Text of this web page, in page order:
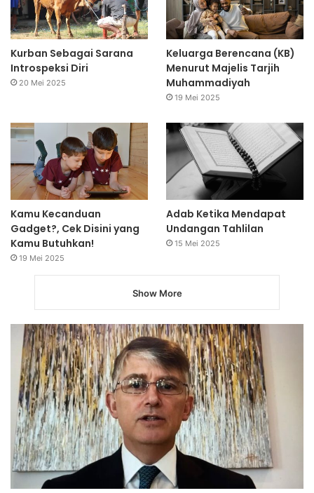
Kurban Sebagai Sarana
Introspeksi Diri
20 Mei 2025
Keluarga Berencana (KB)
Menurut Majelis Tarjih
Muhammadiyah
19 Mei 2025
Kamu Kecanduan
Gadget?, Cek Disini yang
Kamu Butuhkan!
19 Mei 2025
Adab Ketika Mendapat
Undangan Tahlilan
15 Mei 2025
Show More